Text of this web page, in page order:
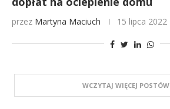
przez Martyna Maciuch 15 lipca 2022
WCZYTAJ WIĘCEJ POSTÓW